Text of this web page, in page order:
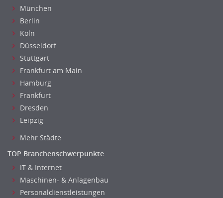
München
Berlin
Köln
Düsseldorf
Stuttgart
Frankfurt am Main
Hamburg
Frankfurt
Dresden
Leipzig
Mehr Städte
TOP Branchenschwerpunkte
IT & Internet
Maschinen- & Anlagenbau
Personaldienstleistungen